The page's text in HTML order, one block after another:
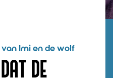
DE
Imi en de wolf